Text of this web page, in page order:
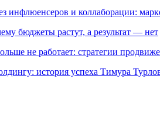
инфлюенсеров и коллаборации:
бюджеты растут, а результат — нет
не работает: стратегии
история успеха Тимура